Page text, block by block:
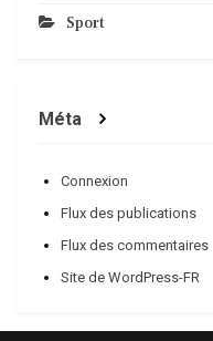
Sport
Méta
Connexion
Flux des publications
Flux des commentaires
Site de WordPress-FR